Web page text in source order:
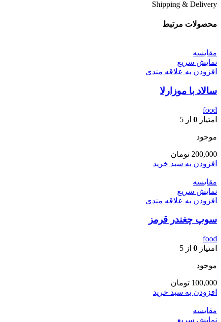
Shipping & Delivery
محصولات مرتبط
مقايسه
نمایش سریع
افزودن به علاقه مندی
سالاد با موزارلا
food
امتیاز 0 از 5
موجود
200,000 تومان
افزودن به سبد خرید
مقايسه
نمایش سریع
افزودن به علاقه مندی
سوپ چغندر قرمز
food
امتیاز 0 از 5
موجود
100,000 تومان
افزودن به سبد خرید
مقايسه
نمایش سریع